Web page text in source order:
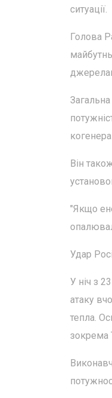
ситуації.
Голова
Він
"Якщо
Удар
У ніч з
атаку
тепла.
зокрема